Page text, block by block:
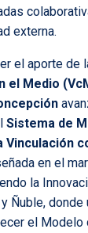
externa.
el aporte de
el Medio
Sistema de
Vinculación
en el
la
Ñuble, donde
el Modelo